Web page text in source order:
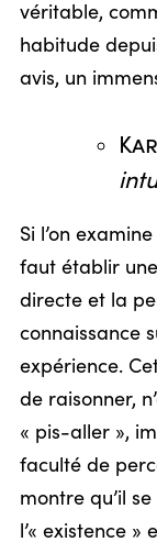
véritable,
habitude
avis, un
Si l’on
faut établir
directe et la
connaissance
expérience.
de raisonner,
« pis-aller »,
faculté de
montre qu’il
l’« existence »